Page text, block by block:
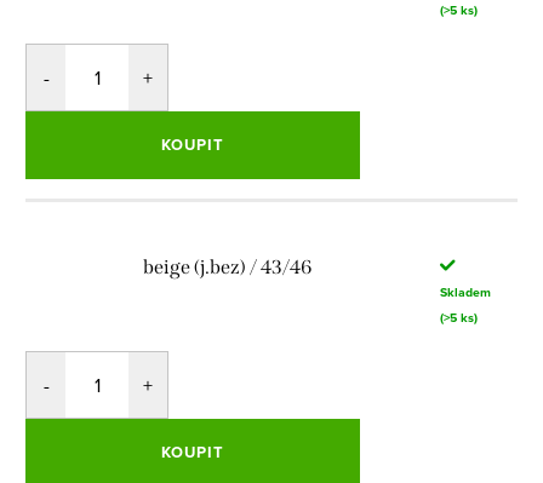
(>5 ks)
KOUPIT
beige (j.bez) / 43/46
Skladem
(>5 ks)
KOUPIT